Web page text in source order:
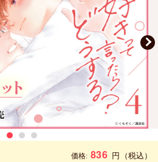
価格: 836 円 （税込）